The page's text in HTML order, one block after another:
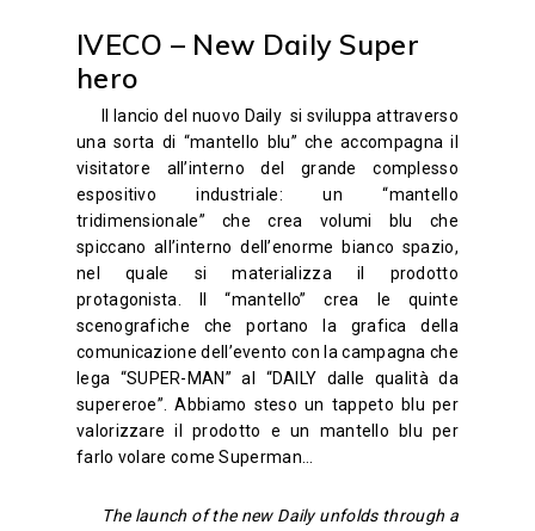
IVECO – New Daily Super
hero
Il lancio del nuovo Daily si sviluppa attraverso
una sorta di “mantello blu” che accompagna il
visitatore all’interno del grande complesso
espositivo industriale: un “mantello
tridimensionale” che crea volumi blu che
spiccano all’interno dell’enorme bianco spazio,
nel quale si materializza il prodotto
protagonista. Il “mantello” crea le quinte
scenografiche che portano la grafica della
comunicazione dell’evento con la campagna che
lega “SUPER-MAN” al “DAILY dalle qualità da
supereroe”. Abbiamo steso un tappeto blu per
valorizzare il prodotto e un mantello blu per
farlo volare come Superman…
The launch of the new Daily unfolds through a